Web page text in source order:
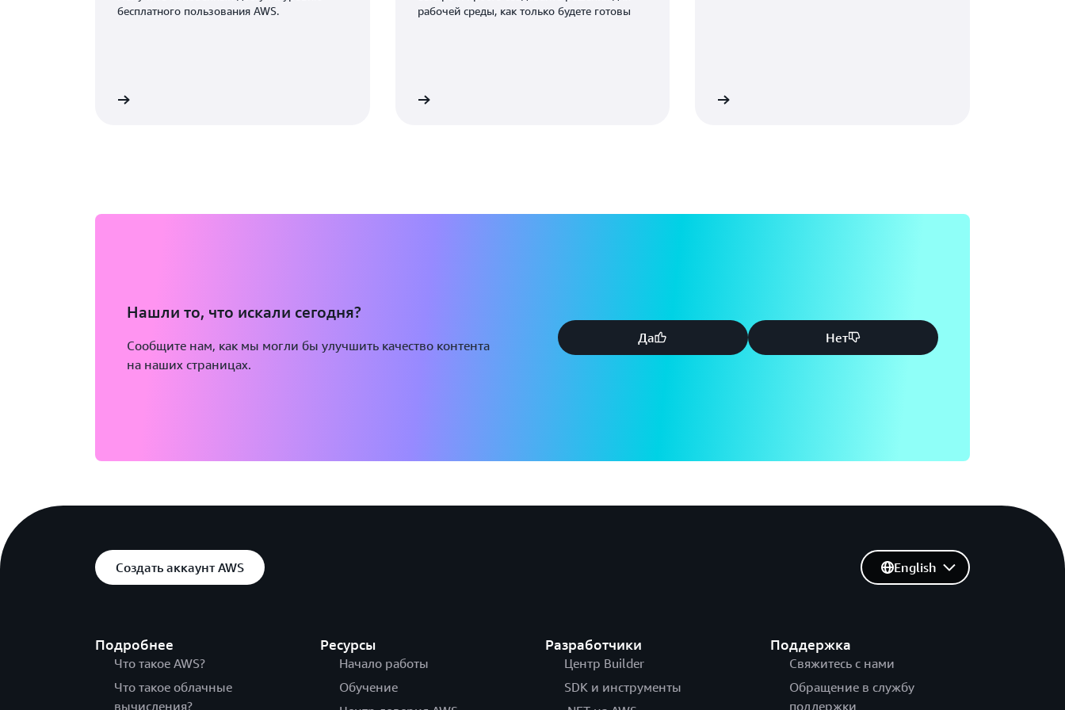
бесплатного пользования AWS.
рабочей среды, как только будете готовы
Нашли то, что искали сегодня?
Сообщите нам, как мы могли бы улучшить качество контента
на наших страницах.
Да Нет
Создать аккаунт AWS
Подробнее
Что такое AWS?
Что такое облачные
вычисления?
Ресурсы
Начало работы
Обучение
Разработчики
Центр Builder
SDK и инструменты
Поддержка
Свяжитесь с нами
Обращение в службу
поддержки
English